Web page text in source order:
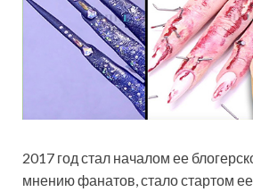
2017 год стал началом ее
мнению фанатов, стало стартом